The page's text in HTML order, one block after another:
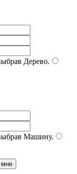
Дерево.
Машину.